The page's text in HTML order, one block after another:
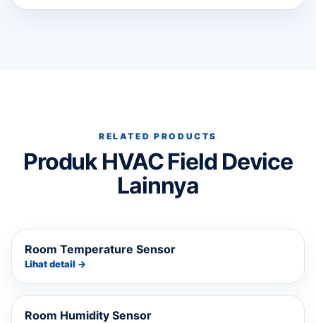
RELATED PRODUCTS
Produk HVAC Field Device
Lainnya
Room Temperature Sensor
Lihat detail →
Room Humidity Sensor